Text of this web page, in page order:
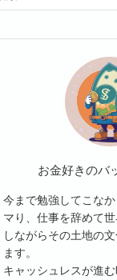
お金好きのバ
今まで勉強してこな
マり、仕事を辞めて
しながらその土地の
ます。
キャッシュレスが進